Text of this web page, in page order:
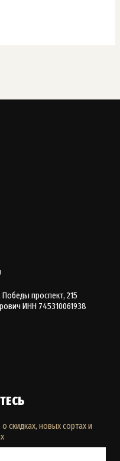
проспект, 215
ИНН 745310061938
скидках, новых сортах и